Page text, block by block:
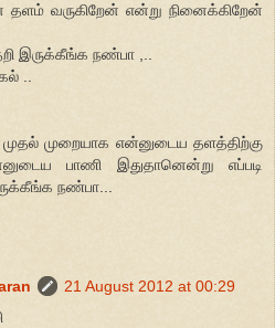
தளம் வருகிறேன் என்று நினைக்கிறேன்
இருக்கீங்க நண்பா ,..
..
முறையாக என்னுடைய தளத்திற்கு
பாணி இதுதானென்று எப்படி
நண்பா...
21 August 2012 at 00:29